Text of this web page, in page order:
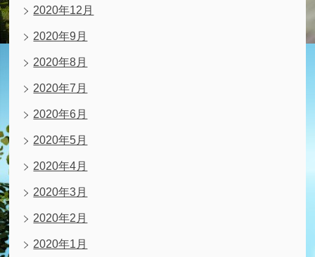
2020年12月
2020年9月
2020年8月
2020年7月
2020年6月
2020年5月
2020年4月
2020年3月
2020年2月
2020年1月